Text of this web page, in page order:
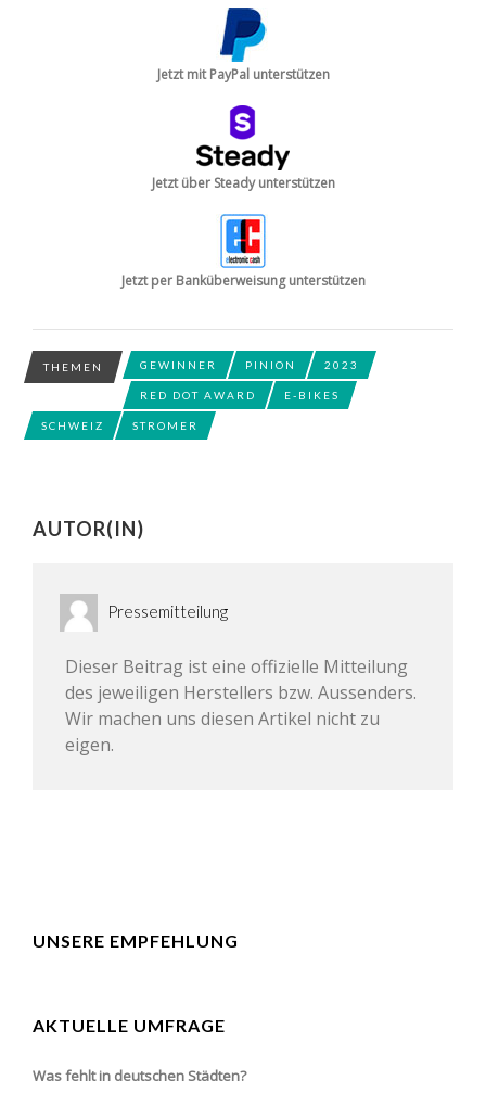
Jetzt mit PayPal unterstützen
Jetzt über Steady unterstützen
Jetzt per Banküberweisung unterstützen
THEMEN GEWINNER PINION 2023
RED DOT AWARD E-BIKES
SCHWEIZ STROMER
AUTOR(IN)
Pressemitteilung
Dieser Beitrag ist eine offizielle Mitteilung
des jeweiligen Herstellers bzw. Aussenders.
Wir machen uns diesen Artikel nicht zu
eigen.
UNSERE EMPFEHLUNG
AKTUELLE UMFRAGE
Was fehlt in deutschen Städten?